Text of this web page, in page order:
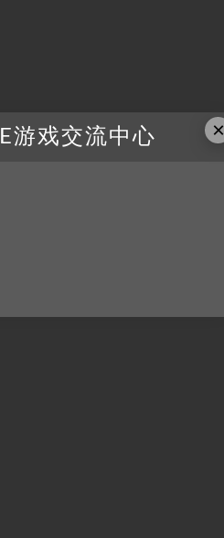
×
游戏交流中心